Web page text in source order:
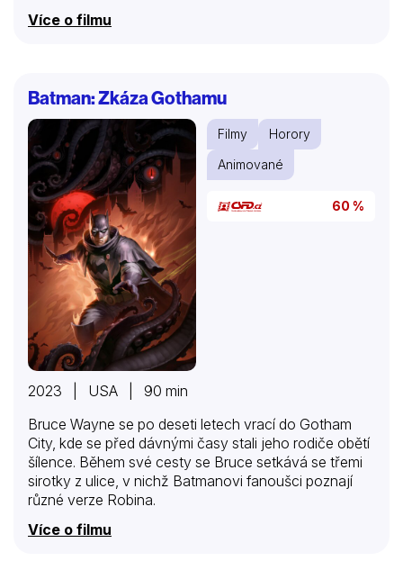
Více o filmu
Batman: Zkáza Gothamu
Filmy
Horory
Animované
60 %
2023 | USA | 90 min
Bruce Wayne se po deseti letech vrací do Gotham
City, kde se před dávnými časy stali jeho rodiče obětí
šílence. Během své cesty se Bruce setkává se třemi
sirotky z ulice, v nichž Batmanovi fanoušci poznají
různé verze Robina.
Více o filmu